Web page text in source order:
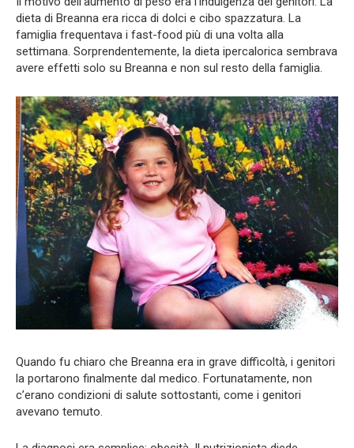
dieta di Breanna era ricca di dolci e cibo spazzatura. La
famiglia frequentava i fast-food più di una volta alla
settimana. Sorprendentemente, la dieta ipercalorica sembrava
avere effetti solo su Breanna e non sul resto della famiglia.
Quando fu chiaro che Breanna era in grave difficoltà, i genitori
la portarono finalmente dal medico. Fortunatamente, non
c’erano condizioni di salute sottostanti, come i genitori
avevano temuto.